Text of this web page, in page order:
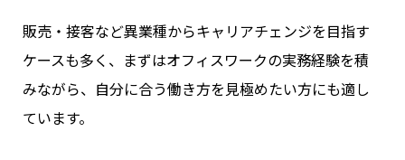
販売・接客など異業種からキャリアチェンジを目指す
ケースも多く、まずはオフィスワークの実務経験を積
みながら、自分に合う働き方を見極めたい方にも適し
ています。